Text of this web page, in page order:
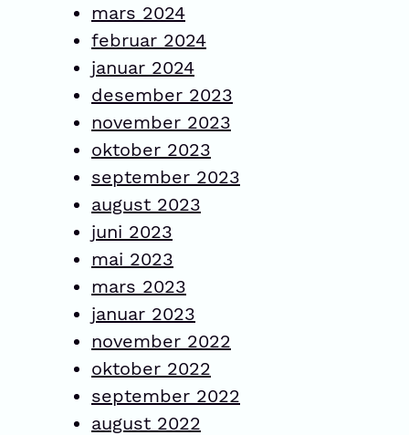
mars 2024
februar 2024
januar 2024
desember 2023
november 2023
oktober 2023
september 2023
august 2023
juni 2023
mai 2023
mars 2023
januar 2023
november 2022
oktober 2022
september 2022
august 2022